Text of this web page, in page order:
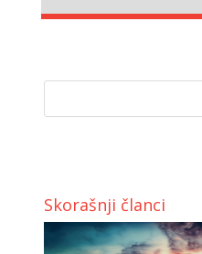
Skorašnji članci